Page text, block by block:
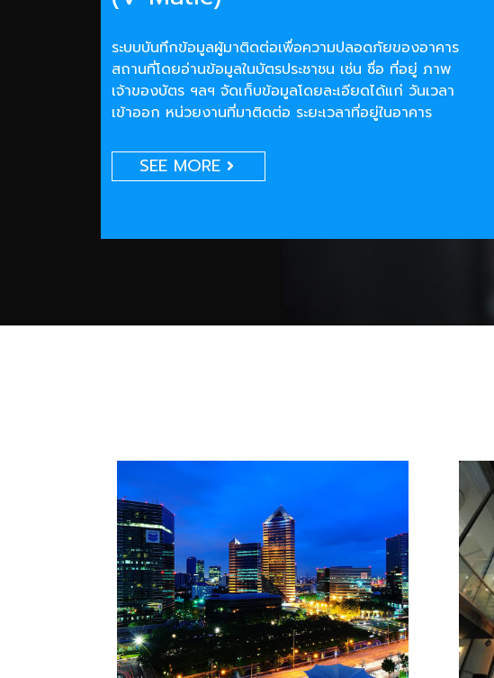
ระบบบันทึกข้อมูลผู้มาติดต่อเพื่อความปลอดภัยของอาคาร
สถานที่โดยอ่านข้อมูลในบัตรประชาชน เช่น ชื่อ ที่อยู่ ภาพ
เจ้าของบัตร ฯลฯ จัดเก็บข้อมูลโดยละเอียดได้แก่ วันเวลา
เข้าออก หน่วยงานที่มาติดต่อ ระยะเวลาที่อยู่ในอาคาร
SEE MORE